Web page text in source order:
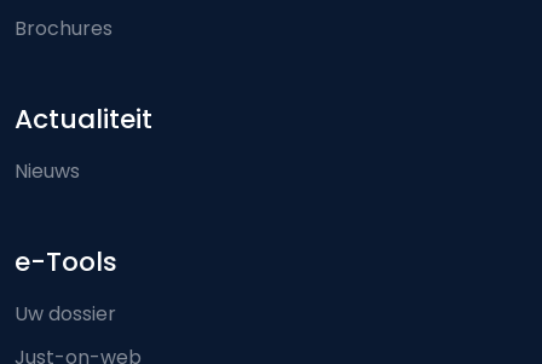
Brochures
Actualiteit
Nieuws
e-Tools
Uw dossier
Just-on-web